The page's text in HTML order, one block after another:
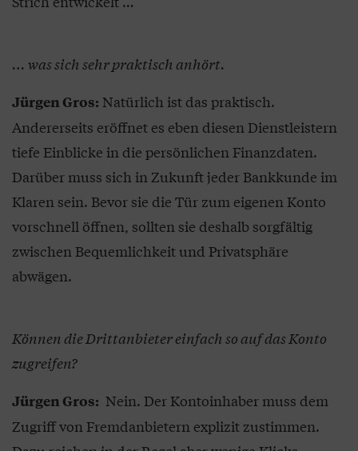
… was sich sehr praktisch anhört.
Jürgen Gros: Natürlich ist das praktisch.
Andererseits eröffnet es eben diesen Dienstleistern
tiefe Einblicke in die persönlichen Finanzdaten.
Darüber muss sich in Zukunft jeder Bankkunde im
Klaren sein. Bevor sie die Tür zum eigenen Konto
vorschnell öffnen, sollten sie deshalb sorgfältig
zwischen Bequemlichkeit und Privatsphäre
abwägen.
Können die Drittanbieter einfach so auf das Konto
zugreifen?
Jürgen Gros: Nein. Der Kontoinhaber muss dem
Zugriff von Fremdanbietern explizit zustimmen.